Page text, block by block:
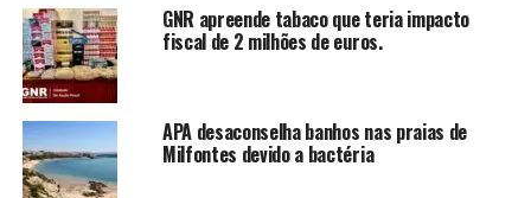
GNR apreende tabaco que teria impacto
fiscal de 2 milhões de euros.
APA desaconselha banhos nas praias de
Milfontes devido a bactéria